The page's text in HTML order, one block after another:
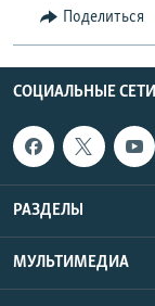
Поделиться
СОЦИАЛЬНЫЕ СЕТИ
РАЗДЕЛЫ
МУЛЬТИМЕДИА